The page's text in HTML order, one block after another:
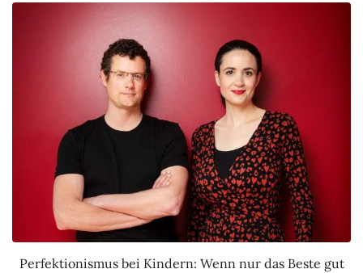
Perfektionismus bei Kindern: Wenn nur das Beste gut